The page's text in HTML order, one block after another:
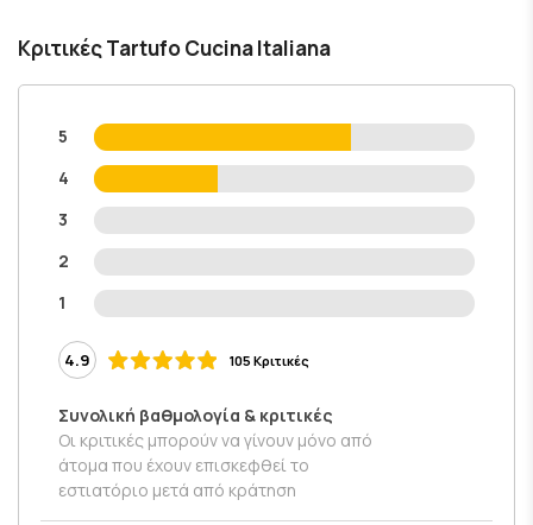
Κριτικές Tartufo Cucina Italiana
5
4
3
2
1
4.9 105 Κριτικές
Συνολική βαθμολογία & κριτικές
Οι κριτικές μπορούν να γίνουν μόνο από
άτομα που έχουν επισκεφθεί το
εστιατόριο μετά από κράτηση